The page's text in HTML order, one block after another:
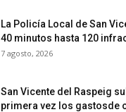
La Policía Local de San
40 minutos hasta 120
7 agosto, 2026
San Vicente del Raspeig
primera vez los gastosde